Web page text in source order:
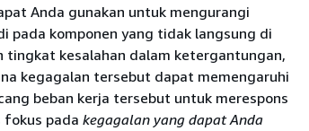
Anda gunakan untuk mengurangi
pada komponen yang tidak langsung di
tingkat kesalahan dalam ketergantungan,
kegagalan tersebut dapat memengaruhi
beban kerja tersebut untuk merespons
fokus pada kegagalan yang dapat Anda